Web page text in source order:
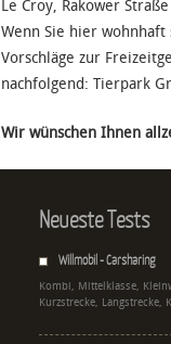
Le Croy, Rakower
Wenn Sie hier
Vorschläge zur
nachfolgend: Tierpark
Wir wünschen Ihnen
Neueste Tests
Willmobil - Carsharing
Kombi, Mittelklasse,
Kurzstrecke, Langstrecke,